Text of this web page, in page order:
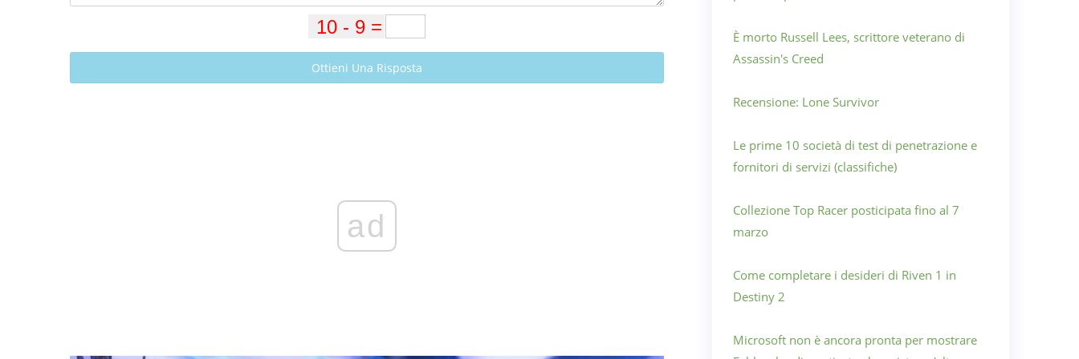
Ottieni Una Risposta
ad
È morto Russell Lees, scrittore veterano di
Assassin's Creed
Recensione: Lone Survivor
Le prime 10 società di test di penetrazione e
fornitori di servizi (classifiche)
Collezione Top Racer posticipata fino al 7
marzo
Come completare i desideri di Riven 1 in
Destiny 2
Microsoft non è ancora pronta per mostrare